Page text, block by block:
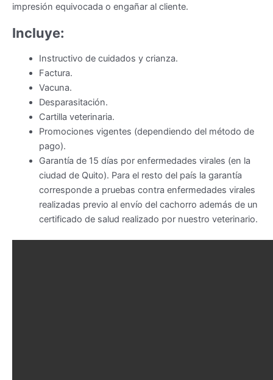
impresión equivocada o engañar al cliente.
Incluye:
Instructivo de cuidados y crianza.
Factura.
Vacuna.
Desparasitación.
Cartilla veterinaria.
Promociones vigentes (dependiendo del método de
pago).
Garantía de 15 días por enfermedades virales (en la
ciudad de Quito). Para el resto del país la garantía
corresponde a pruebas contra enfermedades virales
realizadas previo al envío del cachorro además de un
certificado de salud realizado por nuestro veterinario.